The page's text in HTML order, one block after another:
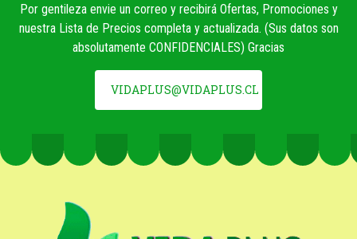
Por gentileza envie un correo y recibirá Ofertas, Promociones y
nuestra Lista de Precios completa y actualizada. (Sus datos son
absolutamente CONFIDENCIALES) Gracias
VIDAPLUS@VIDAPLUS.CL